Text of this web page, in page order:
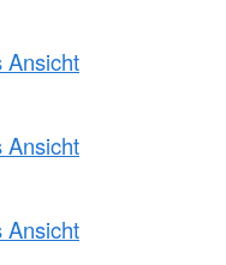
Ansicht
Ansicht
Ansicht